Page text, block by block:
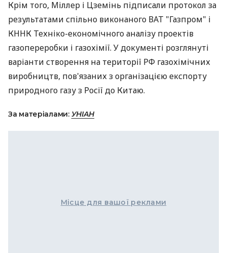
Крім того, Міллер і Цземінь підписали протокол за
результатами спільно виконаного ВАТ "Газпром" і
КННК Техніко-економічного аналізу проектів
газопереробки і газохімії. У документі розглянуті
варіанти створення на території РФ газохімічних
виробництв, пов'язаних з організацією експорту
природного газу з Росії до Китаю.
За матеріалами: УНІАН
Місце для вашої реклами